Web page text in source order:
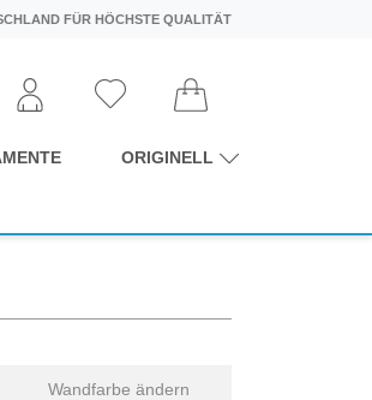
FÜR HÖCHSTE QUALITÄT
ORIGINELL
Wandfarbe ändern